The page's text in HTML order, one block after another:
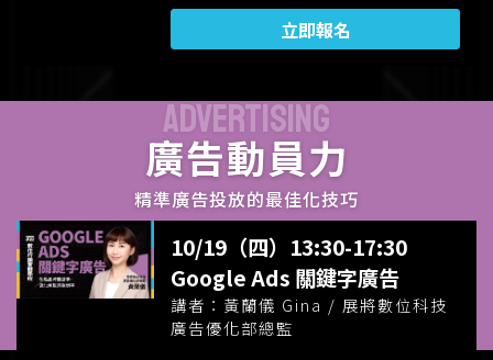
立即報名
ADVERTISING
廣告動員力
精準廣告投放的最佳化技巧
10/19（四）13:30-17:30
Google Ads 關鍵字廣告
講者：黃蘭儀 Gina / 展將數位科技
廣告優化部總監